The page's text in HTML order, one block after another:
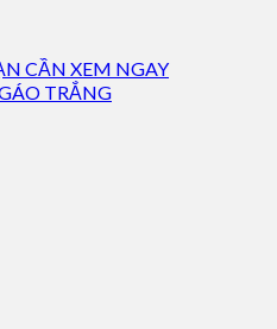
CẦN XEM NGAY
TRẮNG